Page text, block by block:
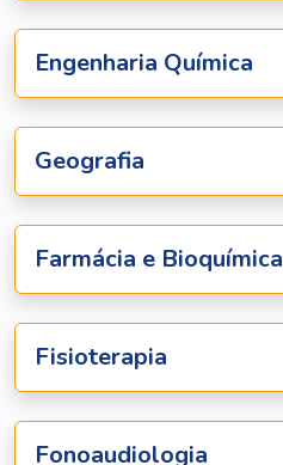
Engenharia Química
Geografia
Farmácia e Bioquímica
Fisioterapia
Fonoaudiologia